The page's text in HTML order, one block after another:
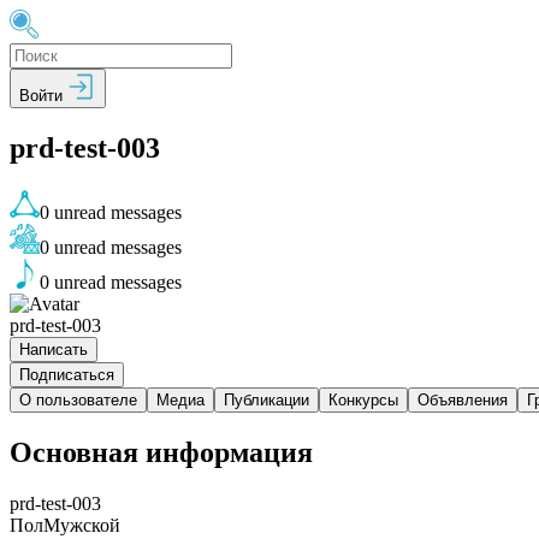
Войти
prd-test-003
0 unread messages
0 unread messages
0 unread messages
prd-test-003
Написать
Подписаться
О пользователе
Медиа Публикации Конкурсы Объявления
Основная информация
prd-test-003
ПолМужской